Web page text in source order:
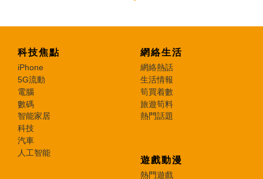
科技焦點
iPhone
5G流動
電腦
數碼
智能家居
科技
汽車
人工智能
網絡生活
網絡熱話
生活情報
筍買着數
旅遊筍料
熱門話題
遊戲動漫
熱門遊戲